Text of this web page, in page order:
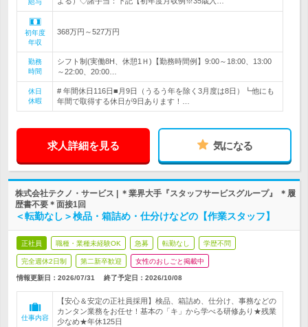
給与
初年度
年収
368万円～527万円
勤務
時間
シフト制(実働8H、休憩1Ｈ)【勤務時間例】9:00～18:00、13:00
～22:00、20:00…
休日
休暇
# 年間休日116日■月9日（うるう年を除く3月度は8日）┗他にも
年間で取得する休日が9日あります！…
求人詳細を見る 気になる
株式会社テクノ・サービス | ＊業界大手『スタッフサービスグループ』 ＊履
歴書不要＊面接1回
＜転勤なし＞検品・箱詰め・仕分けなどの【作業スタッフ】
正社員 職種・業種未経験OK 急募 転勤なし 学歴不問
完全週休2日制 第二新卒歓迎 女性のおしごと掲載中
情報更新日：2026/07/31 終了予定日： 2026/10/08
仕事内容
【安心＆安定の正社員採用】検品、箱詰め、仕分け、事務などの
カンタン業務をお任せ！基本の「キ」から学べる研修あり★残業
少なめ★年休125日